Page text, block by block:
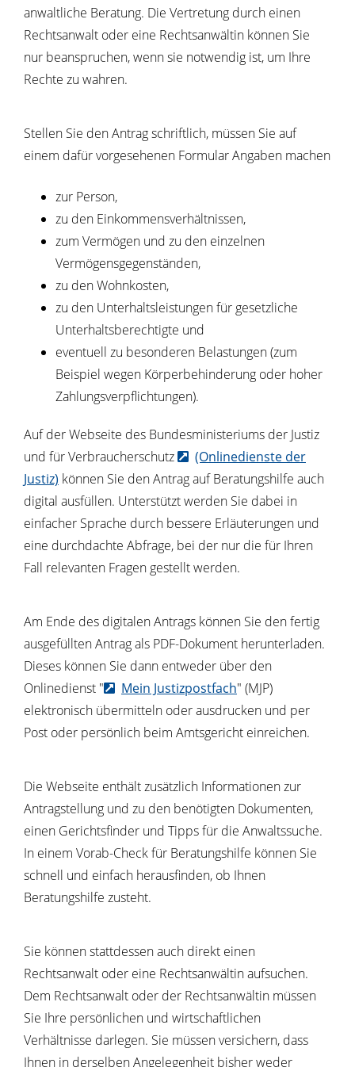
anwaltliche Beratung. Die Vertretung durch einen
Rechtsanwalt oder eine Rechtsanwältin können Sie
nur beanspruchen, wenn sie notwendig ist, um Ihre
Rechte zu wahren.
Stellen Sie den Antrag schriftlich, müssen Sie auf
einem dafür vorgesehenen Formular Angaben machen
zur Person,
zu den Einkommensverhältnissen,
zum Vermögen und zu den einzelnen
Vermögensgegenständen,
zu den Wohnkosten,
zu den Unterhaltsleistungen für gesetzliche
Unterhaltsberechtigte und
eventuell zu besonderen Belastungen(zum
Beispiel wegen Körperbehinderung oder hoher
Zahlungsverpflichtungen).
Auf der Webseite des Bundesministeriums der Justiz
und für Verbraucherschutz
(Onlinedienste der
Justiz) können Sie den Antrag auf Beratungshilfe auch
digital ausfüllen. Unterstützt werden Sie dabei in
einfacher Sprache durch bessere Erläuterungen und
eine durchdachte Abfrage, bei der nur die für Ihren
Fall relevanten Fragen gestellt werden.
Am Ende des digitalen Antrags können Sie den fertig
ausgefüllten Antrag als PDF-Dokument herunterladen.
Dieses können Sie dann entweder über den
Onlinedienst "
Mein Justizpostfach" (MJP)
elektronisch übermitteln oder ausdrucken und per
Post oder persönlich beim Amtsgericht einreichen.
Die Webseite enthält zusätzlich Informationen zur
Antragstellung und zu den benötigten Dokumenten,
einen Gerichtsfinder und Tipps für die Anwaltssuche.
In einem Vorab-Check für Beratungshilfe können Sie
schnell und einfach herausfinden, ob Ihnen
Beratungshilfe zusteht.
Sie können stattdessen auch direkt einen
Rechtsanwalt oder eine Rechtsanwältin aufsuchen.
Dem Rechtsanwalt oder der Rechtsanwältin müssen
Sie Ihre persönlichen und wirtschaftlichen
Verhältnisse darlegen. Sie müssen versichern, dass
Ihnen in derselben Angelegenheit bisher weder